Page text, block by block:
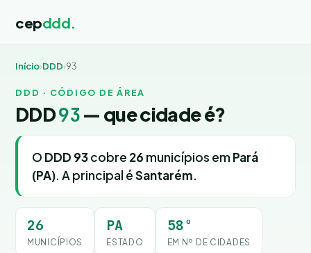
cepddd.
Início›DDD›93
DDD · CÓDIGO DE ÁREA
DDD93— que cidade é?
O DDD 93cobre 26 municípios em Pará
(PA). A principal éSantarém.
26
MUNICÍPIOS
PA
ESTADO
58º
EM Nº DE CIDADES